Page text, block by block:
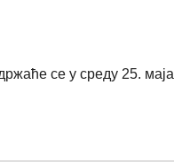
се у среду 25. маја